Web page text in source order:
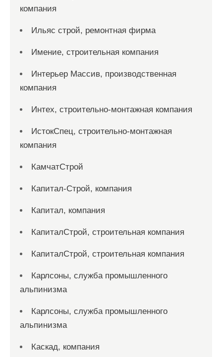
компания
Ильяс строй, ремонтная фирма
Имение, строительная компания
Интерьер Массив, производственная
компания
Интех, строительно-монтажная компания
ИстокСпец, строительно-монтажная
компания
КамчатСтрой
Капитал-Строй, компания
Капитал, компания
КапиталСтрой, строительная компания
КапиталСтрой, строительная компания
Карлсоны, служба промышленного
альпинизма
Карлсоны, служба промышленного
альпинизма
Каскад, компания